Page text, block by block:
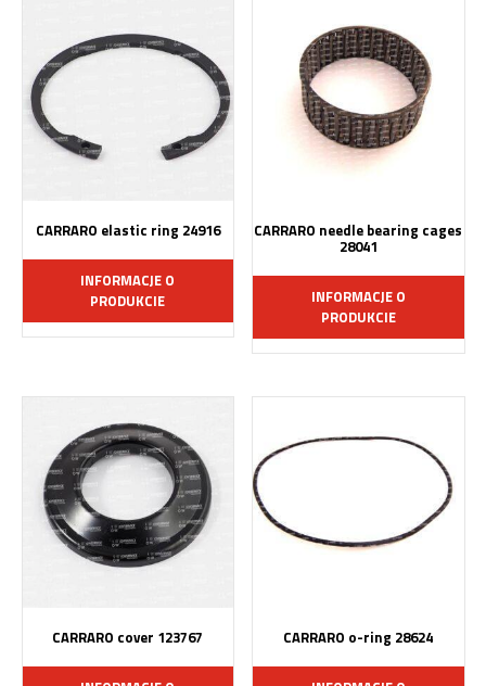
CARRARO elastic ring 24916
INFORMACJE O
PRODUKCIE
CARRARO needle bearing cages
28041
INFORMACJE O
PRODUKCIE
CARRARO cover 123767 CARRARO o-ring 28624